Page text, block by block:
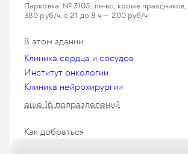
Парковка: № 3105, пн-вс, кроме
380 руб/ч, с 21 до 8 ч — 200 руб/ч
В этом здании
Клиника сердца и сосудов
Институт онкологии
Клиника нейрохирургии
еще 16 подразделений
Как добраться